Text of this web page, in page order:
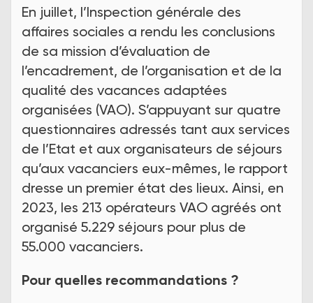
En juillet, l’Inspection générale des
affaires sociales a rendu les conclusions
de sa mission d’évaluation de
l’encadrement, de l’organisation et de la
qualité des vacances adaptées
organisées (VAO). S’appuyant sur quatre
questionnaires adressés tant aux services
de l’Etat et aux organisateurs de séjours
qu’aux vacanciers eux-mêmes, le rapport
dresse un premier état des lieux. Ainsi, en
2023, les 213 opérateurs VAO agréés ont
organisé 5.229 séjours pour plus de
55.000 vacanciers.
Pour quelles recommandations ?